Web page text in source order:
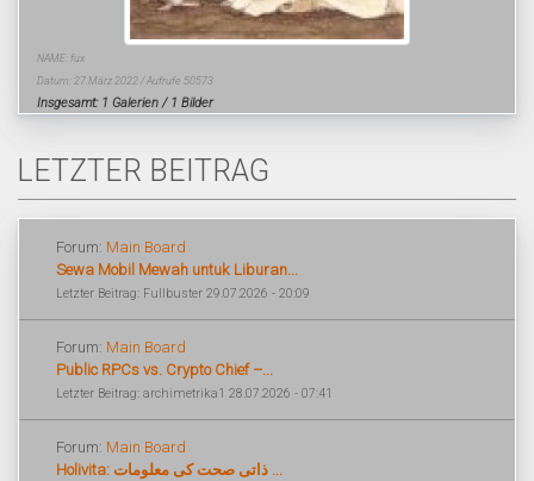
NAME: fux
Datum: 27.März 2022 / Aufrufe 50573
Insgesamt: 1 Galerien / 1 Bilder
LETZTER BEITRAG
Forum: Main Board
Sewa Mobil Mewah untuk Liburan...
Letzter Beitrag: Fullbuster 29.07.2026 - 20:09
Forum: Main Board
Public RPCs vs. Crypto Chief –...
Letzter Beitrag: archimetrika1 28.07.2026 - 07:41
Forum: Main Board
Holivita: ذاتی صحت کی معلومات ...